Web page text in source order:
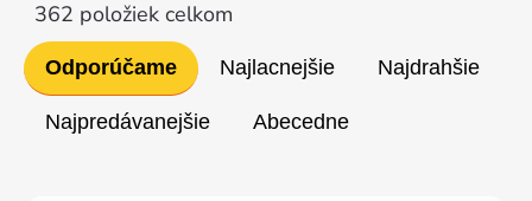
Radenie
produktov
Odporúčame Najlacnejšie Najdrahšie
Najpredávanejšie Abecedne
362 položiek celkom